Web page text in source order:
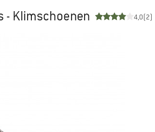
- Klimschoenen 4,0(2)